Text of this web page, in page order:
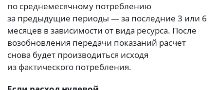
по среднемесячному потреблению
за предыдущие периоды — за последние 3 или 6
месяцев в зависимости от вида ресурса. После
возобновления передачи показаний расчет
снова будет производиться исходя
из фактического потребления.